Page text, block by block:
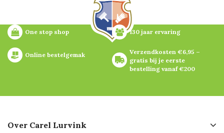
One stop shop 130 jaar ervaring
Online bestelgemak
Verzendkosten €6,95 –
gratis bij je eerste
bestelling vanaf €200
Over Carel Lurvink